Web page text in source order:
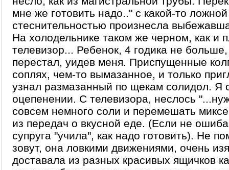
мне же готовить надо.." с какой-то ложной
стеснительностью произнесла
На холодельнике таком же черном, как и
телевизор... Ребенок, 4 годика не больше,
перестал, уидев меня. Приспущенные
соплях, чем-то вымазанное, и только
узнал размазанный по щекам солидол. Я
оцепенении. С телевизора, неслось
совсем немного соли и перемешать
из передач о вкусной еде. (Если не
супруга "учила", как надо готовить). Не
зовут, она ловкими движениями, очень
доставала из разных красивых ящичков